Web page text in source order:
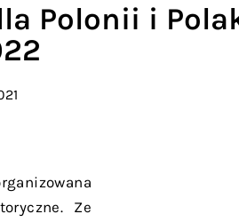
Polonii i
Ze